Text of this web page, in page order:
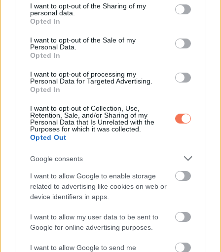
not limited to your visit or usage behaviour. You may click to
grant or deny consent to Google and its third-party tags to
use your data for below specified purposes in below Google
consent section.
I want to opt-out of the Sharing of my
personal data.
Opted In
I want to opt-out of the Sale of my
Personal Data.
Opted In
I want to opt-out of processing my
Personal Data for Targeted Advertising.
Opted In
I want to opt-out of Collection, Use,
Retention, Sale, and/or Sharing of my
Personal Data that Is Unrelated with the
Purposes for which it was collected.
Opted Out
Google consents
I want to allow Google to enable storage
related to advertising like cookies on web or
device identifiers in apps.
I want to allow my user data to be sent to
Google for online advertising purposes.
I want to allow Google to send me
nehezebb legyen.”
Ezt a sort újra és újra elolvastam.
meglazult. Mintha valami megpuhult volna bennem.
Csak a maga hibás, emberi módján próbált megvédeni.
Még akkor is, ha ezzel elvette magától a rendes búcsú
lehetőségét.
A következő hetekben folyton visszajátszottam magamban
azt a délutánt az ajtóban. A hangja remegését. A tekintetét,
mintha mondani akarna még valamit, csak nem meri.